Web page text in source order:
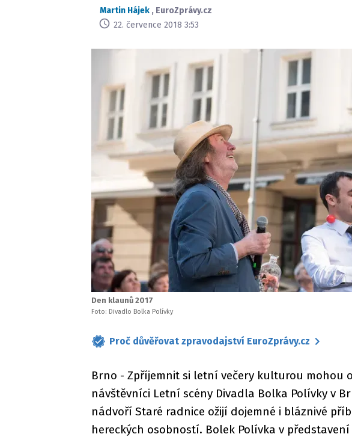
Martin Hájek , EuroZprávy.cz
22. července 2018 3:53
Den klaunů 2017
Foto: Divadlo Bolka Polívky
Proč důvěřovat zpravodajství EuroZprávy.cz
Brno - Zpříjemnit si letní večery kulturou mohou
návštěvníci Letní scény Divadla Bolka Polívky v
nádvoří Staré radnice ožijí dojemné i bláznivé
hereckých osobností. Bolek Polívka v